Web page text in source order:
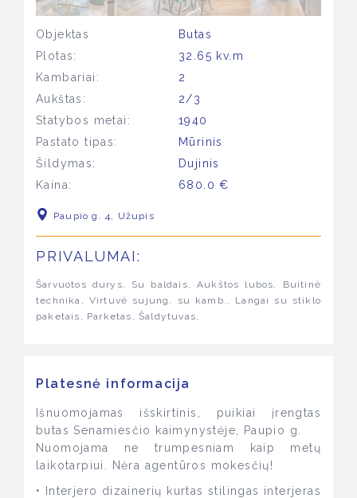
Objektas
Butas
Plotas:
32.65 kv.m
Kambariai:
2
Aukštas:
2/3
Statybos metai:
1940
Pastato tipas:
Mūrinis
Šildymas:
Dujinis
Kaina:
680.0 €
Paupio g. 4, Užupis
PRIVALUMAI:
Šarvuotos durys, Su baldais, Aukštos lubos, Buitinė
technika, Virtuvė sujung. su kamb., Langai su stiklo
paketais, Parketas, Šaldytuvas,
Platesnė informacija
Išnuomojamas išskirtinis, puikiai įrengtas
butas Senamiesčio kaimynystėje, Paupio g.
Nuomojama ne trumpesniam kaip metų
laikotarpiui. Nėra agentūros mokesčių!
• Interjero dizainerių kurtas stilingas interjeras